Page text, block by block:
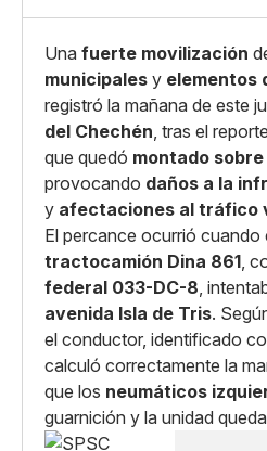
Una fuerte movilización
municipales y elementos
registró la mañana de este
del Chechén, tras el
que quedó montado
provocando daños a la
y afectaciones al tráfico
El percance ocurrió cuando
tractocamión Dina 861,
federal 033-DC-8,
avenida Isla de Tris.
el conductor, identificado
calculó correctamente la
que los neumáticos
guarnición y la unidad